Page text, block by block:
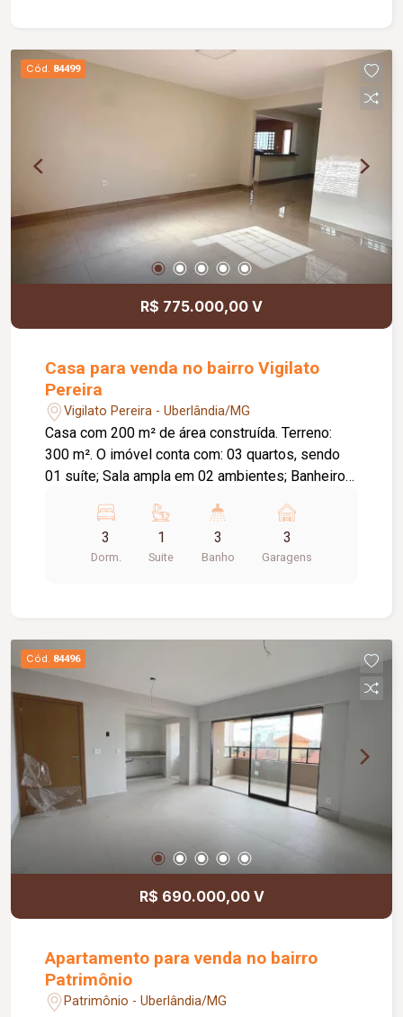
Cód. 84499
R$ 775.000,00 V
Casa para venda no bairro Vigilato
Pereira
Vigilato Pereira - Uberlândia/MG
Casa com 200 m² de área construída. Terreno:
300 m². O imóvel conta com: 03 quartos, sendo
01 suíte; Sala ampla em 02 ambientes; Banheiro
gourmet com edícula; Espaço para escritório ou
despensa; Lavanderia; Banheiro externo; 03
vagas de garagem; Diferenciais: Piso em
3
Dorm.
1
Suite
3
Banho
3
Garagens
Cód. 84496
R$ 690.000,00 V
Apartamento para venda no bairro
Patrimônio
Patrimônio - Uberlândia/MG